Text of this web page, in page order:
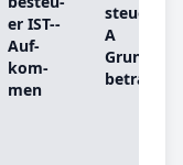
er IST-­
Auf­
kom­
men
steu­er
A
Grund­
be­trag